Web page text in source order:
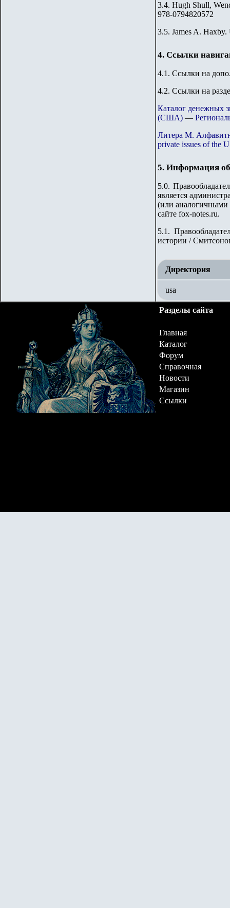
3.4. Hugh Shull,
978-0794820572
3.5. James A.
4. Ссылки
4.1. Ссылки на
4.2. Ссылки на
Каталог денежных
(США) —
Литера M.
private issues of the
5. Информация
5.0.
является
(или аналогичными
сайте fox-notes.ru.
5.1.
истории /
Директория
usa
Разделы сайта
Главная
Каталог
Форум
Справочная
Новости
Магазин
Ссылки